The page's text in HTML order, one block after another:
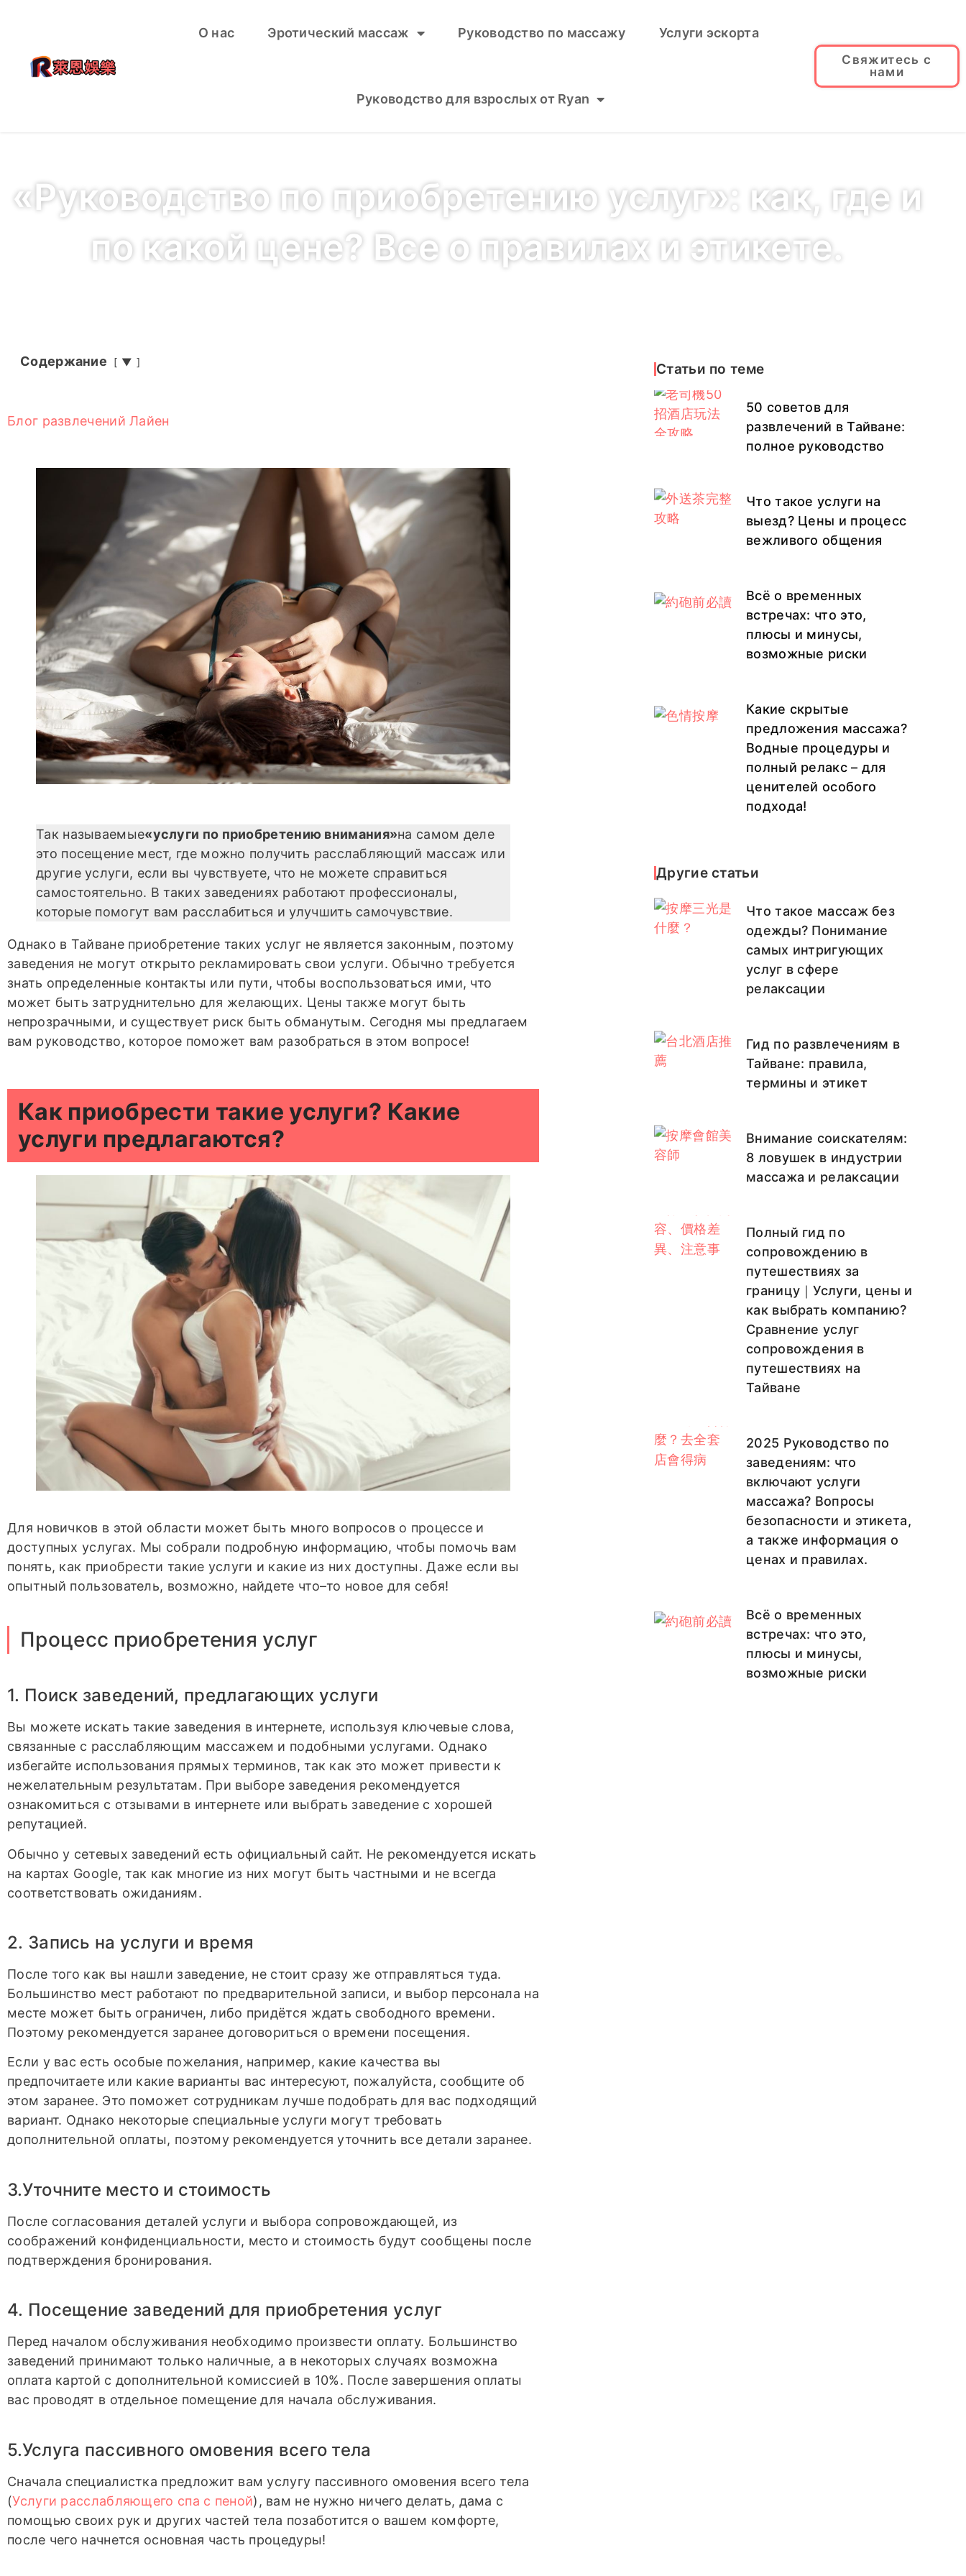
О нас Эротический массаж Руководство по массажу Услуги эскорта
Руководство для взрослых от Ryan
Свяжитесь с
нами
«Руководство по приобретению услуг»: как, где и
по какой цене? Все о правилах и этикете.
Содержание ▼
Блог развлечений Лайен
Так называемые«услуги по приобретению внимания»на самом деле
это посещение мест, где можно получить расслабляющий массаж или
другие услуги, если вы чувствуете, что не можете справиться
самостоятельно. В таких заведениях работают профессионалы,
которые помогут вам расслабиться и улучшить самочувствие.
Однако в Тайване приобретение таких услуг не является законным, поэтому
заведения не могут открыто рекламировать свои услуги. Обычно требуется
знать определенные контакты или пути, чтобы воспользоваться ими, что
может быть затруднительно для желающих. Цены также могут быть
непрозрачными, и существует риск быть обманутым. Сегодня мы предлагаем
вам руководство, которое поможет вам разобраться в этом вопросе!
Как приобрести такие услуги? Какие
услуги предлагаются?
Для новичков в этой области может быть много вопросов о процессе и
доступных услугах. Мы собрали подробную информацию, чтобы помочь вам
понять, как приобрести такие услуги и какие из них доступны. Даже если вы
опытный пользователь, возможно, найдете что–то новое для себя!
Процесс приобретения услуг
1. Поиск заведений, предлагающих услуги
Вы можете искать такие заведения в интернете, используя ключевые слова,
связанные с расслабляющим массажем и подобными услугами. Однако
избегайте использования прямых терминов, так как это может привести к
нежелательным результатам. При выборе заведения рекомендуется
ознакомиться с отзывами в интернете или выбрать заведение с хорошей
репутацией.
Обычно у сетевых заведений есть официальный сайт. Не рекомендуется искать
на картах Google, так как многие из них могут быть частными и не всегда
соответствовать ожиданиям.
2. Запись на услуги и время
После того как вы нашли заведение, не стоит сразу же отправляться туда.
Большинство мест работают по предварительной записи, и выбор персонала на
месте может быть ограничен, либо придётся ждать свободного времени.
Поэтому рекомендуется заранее договориться о времени посещения.
Если у вас есть особые пожелания, например, какие качества вы
предпочитаете или какие варианты вас интересуют, пожалуйста, сообщите об
этом заранее. Это поможет сотрудникам лучше подобрать для вас подходящий
вариант. Однако некоторые специальные услуги могут требовать
дополнительной оплаты, поэтому рекомендуется уточнить все детали заранее.
3.Уточните место и стоимость
После согласования деталей услуги и выбора сопровождающей, из
соображений конфиденциальности, место и стоимость будут сообщены после
подтверждения бронирования.
4. Посещение заведений для приобретения услуг
Перед началом обслуживания необходимо произвести оплату. Большинство
заведений принимают только наличные, а в некоторых случаях возможна
оплата картой с дополнительной комиссией в 10%. После завершения оплаты
вас проводят в отдельное помещение для начала обслуживания.
5.Услуга пассивного омовения всего тела
Сначала специалистка предложит вам услугу пассивного омовения всего тела
(Услуги расслабляющего спа с пеной), вам не нужно ничего делать, дама с
помощью своих рук и других частей тела позаботится о вашем комфорте,
после чего начнется основная часть процедуры!
Статьи по теме
50 советов для
развлечений в Тайване:
полное руководство
Что такое услуги на
выезд? Цены и процесс
вежливого общения
Всё о временных
встречах: что это,
плюсы и минусы,
возможные риски
Какие скрытые
предложения массажа?
Водные процедуры и
полный релакс – для
ценителей особого
подхода!
Другие статьи
Что такое массаж без
одежды? Понимание
самых интригующих
услуг в сфере
релаксации
Гид по развлечениям в
Тайване: правила,
термины и этикет
Внимание соискателям:
8 ловушек в индустрии
массажа и релаксации
Полный гид по
сопровождению в
путешествиях за
границу｜Услуги, цены и
как выбрать компанию?
Сравнение услуг
сопровождения в
путешествиях на
Тайване
2025 Руководство по
заведениям: что
включают услуги
массажа? Вопросы
безопасности и этикета,
а также информация о
ценах и правилах.
Всё о временных
встречах: что это,
плюсы и минусы,
возможные риски